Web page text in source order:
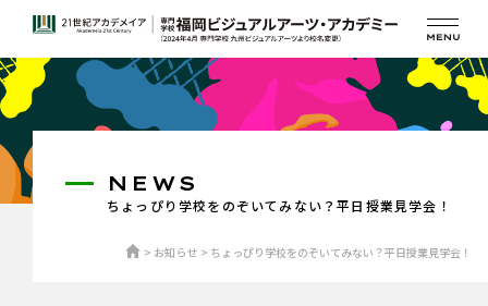
ちょっぴり学校をのぞいてみない？平日授業見学会！
NEWS
お知らせ ちょっぴり学校をのぞいてみない？平日授業見学会！